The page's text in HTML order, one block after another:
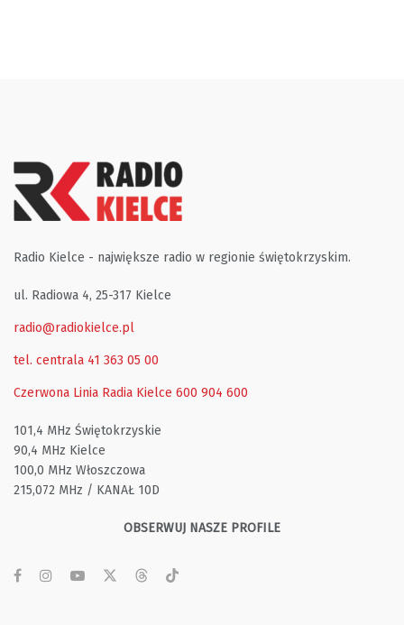
Radio Kielce - największe radio w regionie świętokrzyskim.
ul. Radiowa 4, 25-317 Kielce
radio@radiokielce.pl
tel. centrala 41 363 05 00
Czerwona Linia Radia Kielce 600 904 600
101,4 MHz Świętokrzyskie
90,4 MHz Kielce
100,0 MHz Włoszczowa
215,072 MHz / KANAŁ 10D
OBSERWUJ NASZE PROFILE